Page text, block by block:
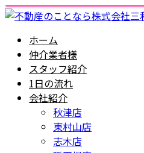
ホーム
仲介業者様
スタッフ紹介
1日の流れ
会社紹介
秋津店
東村山店
志木店